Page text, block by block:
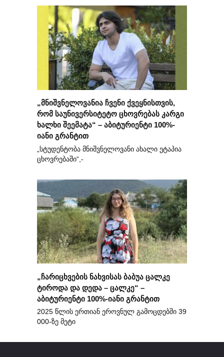
„მნიშვნელოვანია ჩვენი ქვეყნისთვის,
რომ საუნივერსიტეტო ცხოვრებას კარგი
ხალხი შეემატა“ – აბიტურიენტი 100%-
იანი გრანტით
„სტუდენტობა მნიშვნელოვანი ახალი ეტაპია
ცხოვრებაში“,-
„ჩარიცხვების ნახვისას ბაბუა ცალკე
ტიროდა და დედა – ცალკე“ –
აბიტურიენტი 100%-იანი გრანტით
2025 წლის ერთიან ეროვნულ გამოცდებში 39
000-ზე მეტი